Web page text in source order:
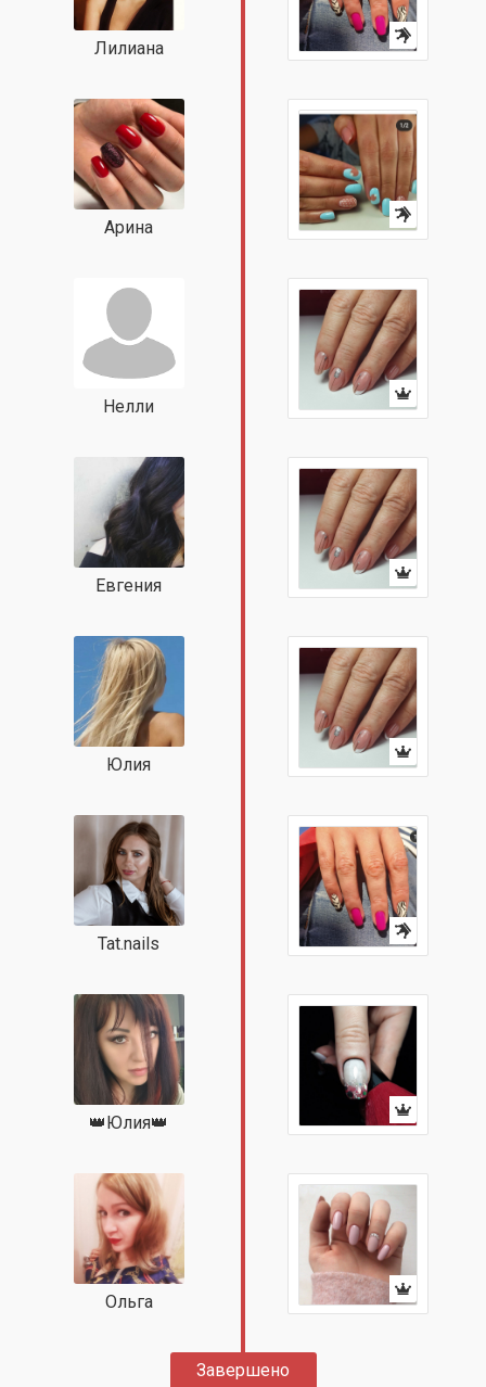
Лилиана
Арина
Нелли
Евгения
Юлия
Tat.nails
👑Юлия👑
Ольга
Завершено